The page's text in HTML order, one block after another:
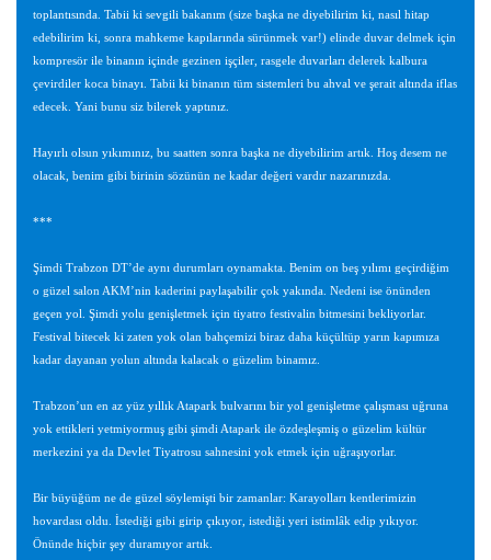
toplantısında. Tabii ki sevgili bakanım (size başka ne diyebilirim ki, nasıl hitap
edebilirim ki, sonra mahkeme kapılarında sürünmek var!) elinde duvar delmek için
kompresör ile binanın içinde gezinen işçiler, rasgele duvarları delerek kalbura
çevirdiler koca binayı. Tabii ki binanın tüm sistemleri bu ahval ve şerait altında iflas
edecek. Yani bunu siz bilerek yaptınız.
Hayırlı olsun yıkımınız, bu saatten sonra başka ne diyebilirim artık. Hoş desem ne
olacak, benim gibi birinin sözünün ne kadar değeri vardır nazarınızda.
***
Şimdi Trabzon DT’de aynı durumları oynamakta. Benim on beş yılımı geçirdiğim
o güzel salon AKM’nin kaderini paylaşabilir çok yakında. Nedeni ise önünden
geçen yol. Şimdi yolu genişletmek için tiyatro festivalin bitmesini bekliyorlar.
Festival bitecek ki zaten yok olan bahçemizi biraz daha küçültüp yarın kapımıza
kadar dayanan yolun altında kalacak o güzelim binamız.
Trabzon’un en az yüz yıllık Atapark bulvarını bir yol genişletme çalışması uğruna
yok ettikleri yetmiyormuş gibi şimdi Atapark ile özdeşleşmiş o güzelim kültür
merkezini ya da Devlet Tiyatrosu sahnesini yok etmek için uğraşıyorlar.
Bir büyüğüm ne de güzel söylemişti bir zamanlar: Karayolları kentlerimizin
hovardası oldu. İstediği gibi girip çıkıyor, istediği yeri istimlâk edip yıkıyor.
Önünde hiçbir şey duramıyor artık.